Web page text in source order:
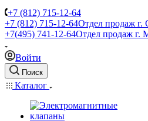
+7 (812) 715-12-64
+7 (812) 715-12-64Отдел продаж г.
+7(495) 741-12-64Отдел продаж г.
Войти
Поиск
Каталог